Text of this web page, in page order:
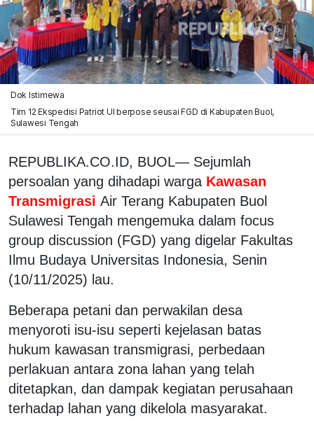
Dok Istimewa
Tim 12 Ekspedisi Patriot UI berpose seusai FGD di Kabupaten Buol,
Sulawesi Tengah
REPUBLIKA.CO.ID, BUOL— Sejumlah
persoalan yang dihadapi warga Kawasan
Transmigrasi Air Terang Kabupaten Buol
Sulawesi Tengah mengemuka dalam focus
group discussion (FGD) yang digelar Fakultas
Ilmu Budaya Universitas Indonesia, Senin
(10/11/2025) lau.
Beberapa petani dan perwakilan desa
menyoroti isu-isu seperti kejelasan batas
hukum kawasan transmigrasi, perbedaan
perlakuan antara zona lahan yang telah
ditetapkan, dan dampak kegiatan perusahaan
terhadap lahan yang dikelola masyarakat.